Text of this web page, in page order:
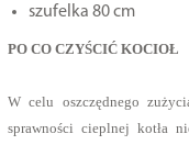
szufelka 80 cm
PO CO CZYŚCIĆ KOCIOŁ
W celu oszczędnego
sprawności cieplnej kotła